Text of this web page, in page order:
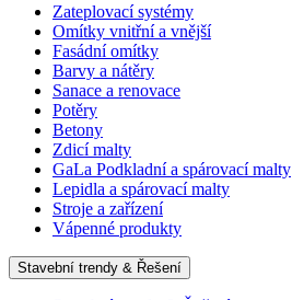
Zateplovací systémy
Omítky vnitřní a vnější
Fasádní omítky
Barvy a nátěry
Sanace a renovace
Potěry
Betony
Zdicí malty
GaLa Podkladní a spárovací malty
Lepidla a spárovací malty
Stroje a zařízení
Vápenné produkty
Stavební trendy & Řešení